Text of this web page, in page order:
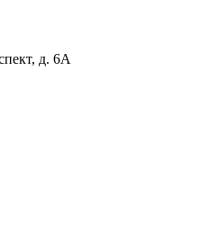
д. 6А